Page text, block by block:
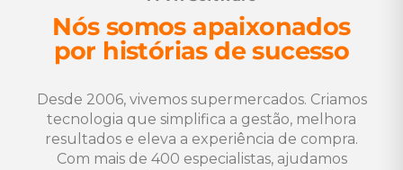
Nós somos apaixonados
por histórias de sucesso
Desde 2006, vivemos supermercados. Criamos
tecnologia que simplifica a gestão, melhora
resultados e eleva a experiência de compra.
Com mais de 400 especialistas, ajudamos